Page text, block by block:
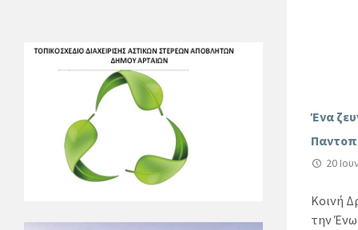
Ένα
20
Κοινή
την